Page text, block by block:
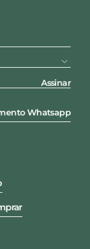
Assinar
Whatsapp